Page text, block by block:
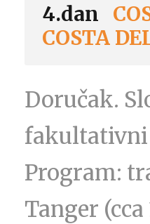
4.dan
COSTA
Doručak.
fakultativni
Program:
Tanger